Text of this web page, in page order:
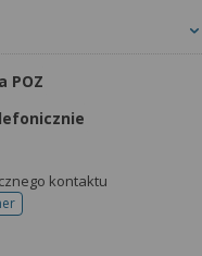
POZ
kontaktu
do rejestracji